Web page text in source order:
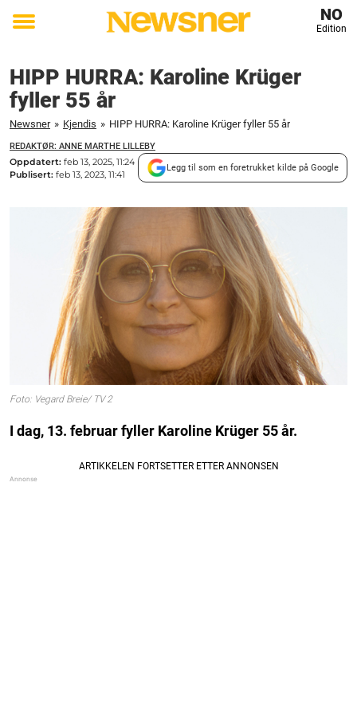
Toggle
NO
Edition
HIPP HURRA: Karoline Krüger
fyller 55 år
Newsner » Kjendis » HIPP HURRA: Karoline Krüger fyller 55 år
REDAKTØR: ANNE MARTHE LILLEBY
Oppdatert: feb 13, 2025, 11:24
Publisert: feb 13, 2023, 11:41
Legg til som en foretrukket kilde på Google
Foto: Vegard Breie/ TV 2
I dag, 13. februar fyller Karoline Krüger 55 år.